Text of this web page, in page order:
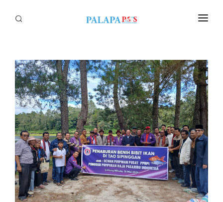
Politik
Nasional
Sumatera
Tapanuli
Nusantara
Megapolitan
Hukum